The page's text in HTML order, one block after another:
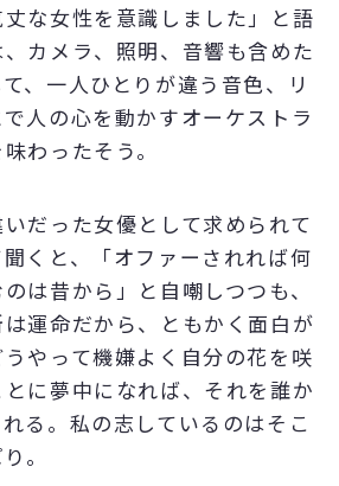
な女性を意識しました」と語
カメラ、照明、音響も含めた
、一人ひとりが違う音色、リ
人の心を動かすオーケストラ
わったそう。
だった女優として求められて
くと、「オファーされれば何
は昔から」と自嘲しつつも、
は運命だから、ともかく面白が
やって機嫌よく自分の花を咲
に夢中になれば、それを誰か
る。私の志しているのはそこ
。